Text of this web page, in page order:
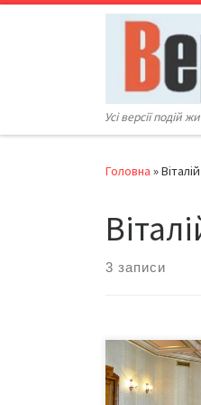
Перейти до вмісту
Усі версії подій
Головна »
3 записи
3 серпня у
державній
прес-